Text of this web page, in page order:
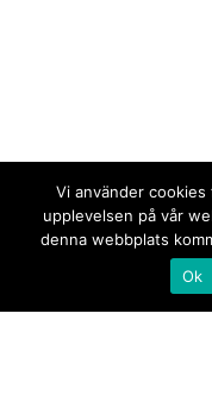
Vi använder
upplevelsen på vår
denna webbplats
Ok